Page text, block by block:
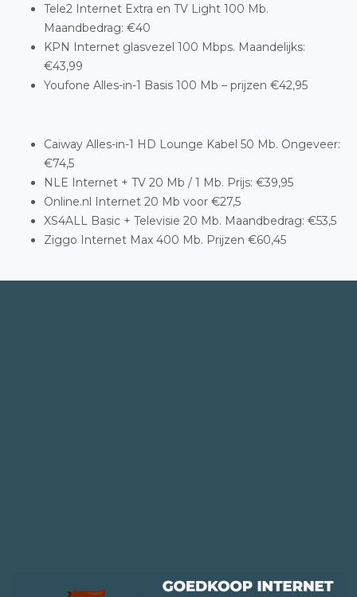
Tele2 Internet Extra en TV Light 100 Mb.
Maandbedrag: €40
KPN Internet glasvezel 100 Mbps. Maandelijks:
€43,99
Youfone Alles-in-1 Basis 100 Mb – prijzen €42,95
Caiway Alles-in-1 HD Lounge Kabel 50 Mb. Ongeveer:
€74,5
NLE Internet + TV 20 Mb / 1 Mb. Prijs: €39,95
Online.nl Internet 20 Mb voor €27,5
XS4ALL Basic + Televisie 20 Mb. Maandbedrag: €53,5
Ziggo Internet Max 400 Mb. Prijzen €60,45